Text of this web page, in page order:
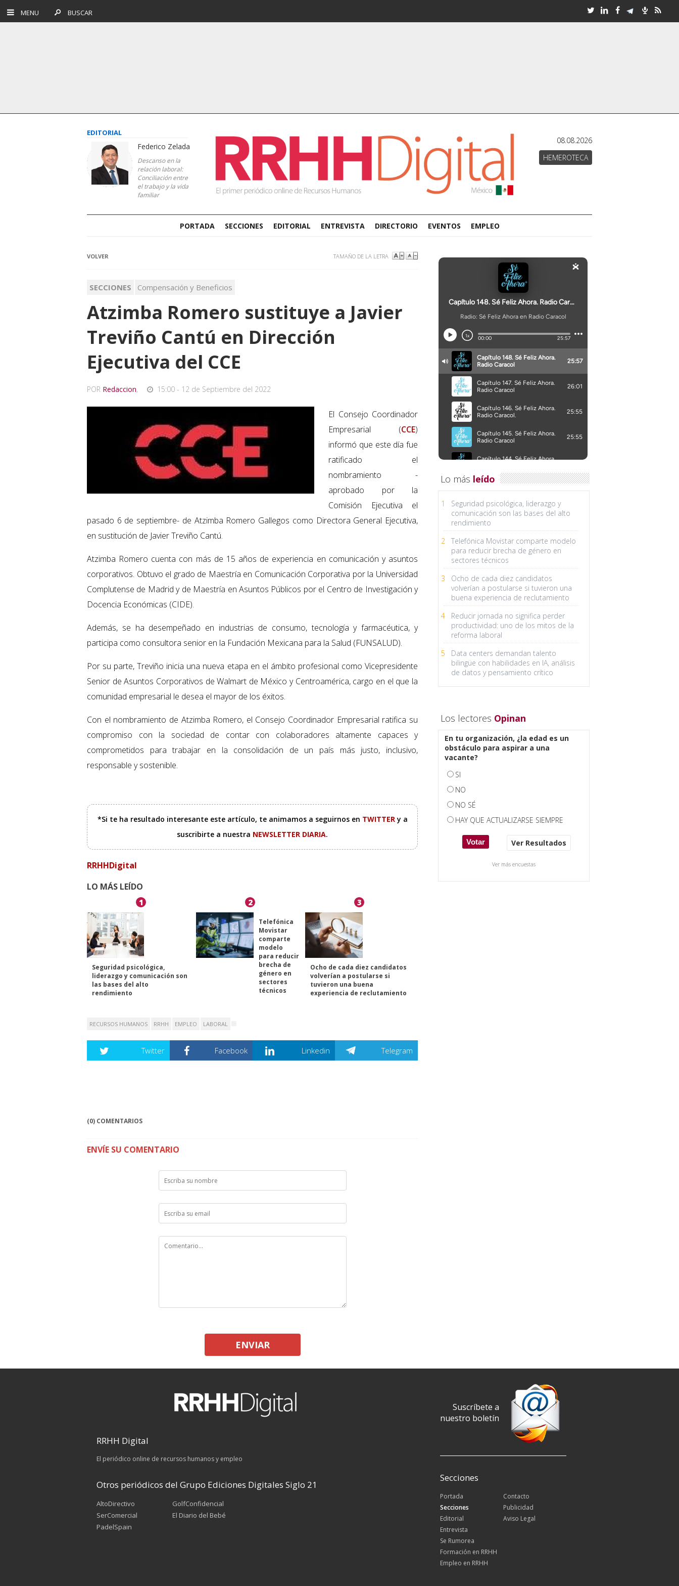
MENU BUSCAR
EDITORIAL
Federico Zelada
Descanso en la
relación laboral:
Conciliación entre
el trabajo y la vida
familiar
08.08.2026
HEMEROTECA
PORTADA SECCIONES EDITORIAL ENTREVISTA DIRECTORIO EVENTOS EMPLEO
VOLVER TAMAÑO DE LA LETRA
SECCIONES Compensación y Beneficios
Atzimba Romero sustituye a Javier
Treviño Cantú en Dirección
Ejecutiva del CCE
POR Redaccion, 15:00 - 12 de Septiembre del 2022
El Consejo Coordinador
Empresarial (CCE)
informó que este día fue
ratificado el
nombramiento -
aprobado por la
Comisión Ejecutiva el
pasado 6 de septiembre- de Atzimba Romero Gallegos como Directora General Ejecutiva,
en sustitución de Javier Treviño Cantú.
Atzimba Romero cuenta con más de 15 años de experiencia en comunicación y asuntos
corporativos. Obtuvo el grado de Maestría en Comunicación Corporativa por la Universidad
Complutense de Madrid y de Maestría en Asuntos Públicos por el Centro de Investigación y
Docencia Económicas (CIDE).
Además, se ha desempeñado en industrias de consumo, tecnología y farmacéutica, y
participa como consultora senior en la Fundación Mexicana para la Salud (FUNSALUD).
Por su parte, Treviño inicia una nueva etapa en el ámbito profesional como Vicepresidente
Senior de Asuntos Corporativos de Walmart de México y Centroamérica, cargo en el que la
comunidad empresarial le desea el mayor de los éxitos.
Con el nombramiento de Atzimba Romero, el Consejo Coordinador Empresarial ratifica su
compromiso con la sociedad de contar con colaboradores altamente capaces y
comprometidos para trabajar en la consolidación de un país más justo, inclusivo,
responsable y sostenible.
*Si te ha resultado interesante este artículo, te animamos a seguirnos en TWITTERy a
suscribirte a nuestra NEWSLETTER DIARIA.
RRHHDigital
LO MÁS LEÍDO
1
Seguridad psicológica,
liderazgo y comunicación son
las bases del alto
rendimiento
2
Telefónica
Movistar
comparte
modelo
para reducir
brecha de
género en
sectores
técnicos
3
Ocho de cada diez candidatos
volverían a postularse si
tuvieron una buena
experiencia de reclutamiento
RECURSOS HUMANOS RRHH EMPLEO LABORAL
Twitter Facebook Linkedin Telegram
(0) COMENTARIOS
ENVÍE SU COMENTARIO
ENVIAR
Lo más leído
1
Seguridad psicológica, liderazgo y
comunicación son las bases del alto
rendimiento
2
Telefónica Movistar comparte modelo
para reducir brecha de género en
sectores técnicos
3
Ocho de cada diez candidatos
volverían a postularse si tuvieron una
buena experiencia de reclutamiento
4
Reducir jornada no significa perder
productividad: uno de los mitos de la
reforma laboral
5
Data centers demandan talento
bilingüe con habilidades en IA, análisis
de datos y pensamiento crítico
Los lectores Opinan
En tu organización, ¿la edad es un
obstáculo para aspirar a una
vacante?
SI
NO
NO SÉ
HAY QUE ACTUALIZARSE SIEMPRE
Ver Resultados
Ver más encuestas
RRHH Digital
El periódico online de recursos humanos y empleo
Otros periódicos del Grupo Ediciones Digitales Siglo 21
AltoDirectivo
SerComercial
PadelSpain
GolfConfidencial
El Diario del Bebé
Suscríbete a
nuestro boletín
Secciones
Portada
Secciones
Editorial
Entrevista
Se Rumorea
Formación en RRHH
Empleo en RRHH
Contacto
Publicidad
Aviso Legal